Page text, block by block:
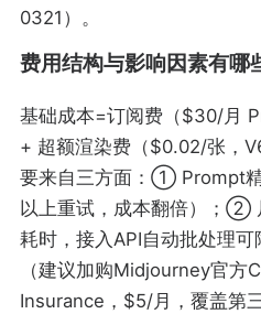
0321）。
费用结构与影响因素有哪
基础成本=订阅费（$30/月
+ 超额渲染费（$0.02/张，
要来自三方面：① Prompt
以上重试，成本翻倍）；②
耗时，接入API自动批处理
（建议加购Midjourney官方
Insurance，$5/月，覆盖第